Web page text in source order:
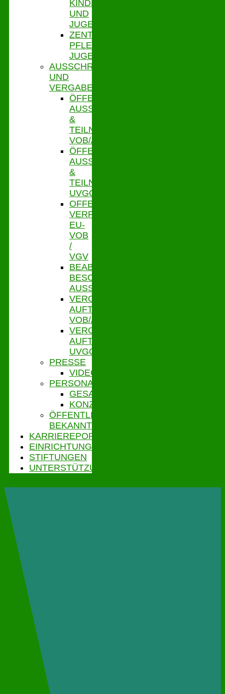
KINDER
UND
JUGENDLICHE
ZENTRALE
PFLEGESATZSTELLE
JUGENDHILFE
AUSSCHREIBUNGEN
UND
VERGABE
ÖFFENTLICHE
AUSSCHR.
&
TEILNAHMEWETTBEWERBE
VOB/A
ÖFFENTLICHE
AUSSCHR.
&
TEILNAHMEWETTBEWERBE
UVGO
OFFENE
VERFAHREN
EU-
VOB
/
VGV
BEABSICHTIGTE
BESCHRÄNKTE
AUSSCHR.
VERGEBENE
AUFTRÄGE
VOB/A
VERGEBENE
AUFTRÄGE
UVGO
PRESSE
VIDEOS
PERSONALVERTRETUNG
GESAMTPERSONALRAT
KONZERNBETRIEBSRAT
ÖFFENTLICHE
BEKANNTMACHUNGEN
KARRIEREPORTAL
EINRICHTUNGEN
STIFTUNGEN
UNTERSTÜTZUNGSPORTAL